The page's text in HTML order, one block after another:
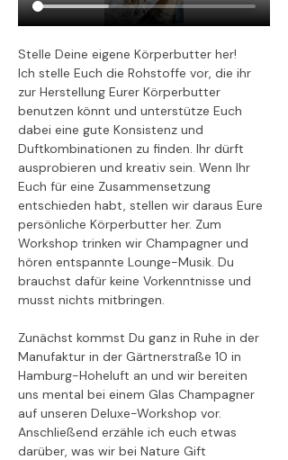
Stelle Deine eigene Körperbutter her!
Ich stelle Euch die Rohstoffe vor, die ihr
zur Herstellung Eurer Körperbutter
benutzen könnt und unterstütze Euch
dabei eine gute Konsistenz und
Duftkombinationen zu finden. Ihr dürft
ausprobieren und kreativ sein. Wenn Ihr
Euch für eine Zusammensetzung
entschieden habt, stellen wir daraus Eure
persönliche Körperbutter her. Zum
Workshop trinken wir Champagner und
hören entspannte Lounge-Musik. Du
brauchst dafür keine Vorkenntnisse und
musst nichts mitbringen.
Zunächst kommst Du ganz in Ruhe in der
Manufaktur in der Gärtnerstraße 10 in
Hamburg-Hoheluft an und wir bereiten
uns mental bei einem Glas Champagner
auf unseren Deluxe-Workshop vor.
Anschließend erzähle ich euch etwas
darüber, was wir bei Nature Gift